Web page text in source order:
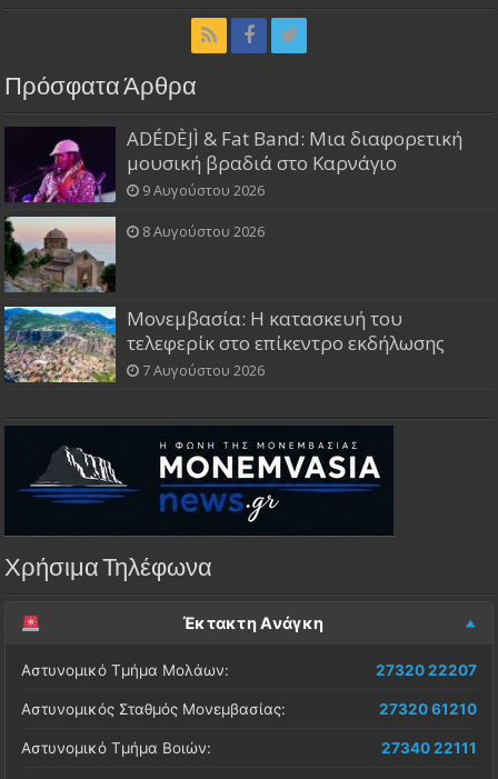
Πρόσφατα Άρθρα
ADÉDÈJÌ & Fat Band: Μια διαφορετική
μουσική βραδιά στο Καρνάγιο
9 Αυγούστου 2026
8 Αυγούστου 2026
Μονεμβασία: Η κατασκευή του
τελεφερίκ στο επίκεντρο εκδήλωσης
7 Αυγούστου 2026
Χρήσιμα Τηλέφωνα
Έκτακτη Ανάγκη
Αστυνομικό Τμήμα Μολάων: 27320 22207
Αστυνομικός Σταθμός Μονεμβασίας: 27320 61210
Αστυνομικό Τμήμα Βοιών: 27340 22111